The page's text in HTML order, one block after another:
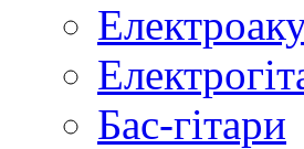
Бас-гітари